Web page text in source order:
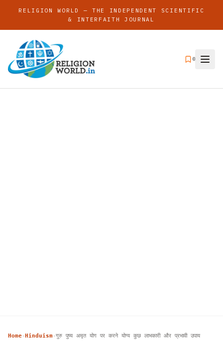
RELIGION WORLD — THE INDEPENDENT SCIENTIFIC
& INTERFAITH JOURNAL
0
Home› Hinduism›गुरु पुष्य अमृत योग पर करने योग्य कुछ लाभकारी और प्रभावी उपाय